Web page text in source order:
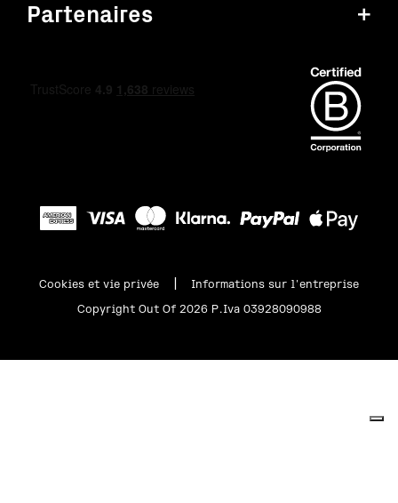
Partenaires +
Cookies et vie privée
Informations sur l'entreprise
Copyright Out Of 2026 P.Iva 03928090988